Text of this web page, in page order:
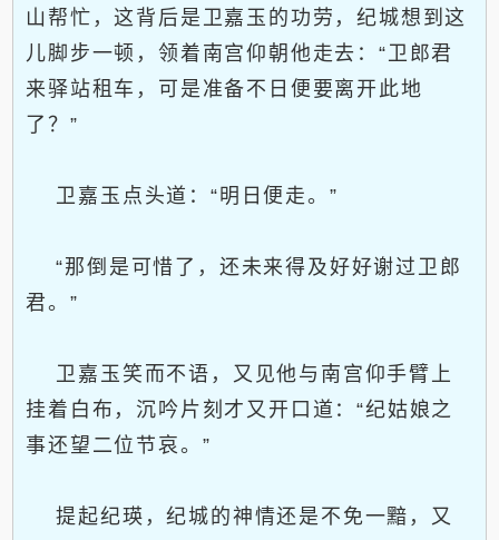
山帮忙，这背后是卫嘉玉的功劳，纪城想到这
儿脚步一顿，领着南宫仰朝他走去：“卫郎君
来驿站租车，可是准备不日便要离开此地
了？”
卫嘉玉点头道：“明日便走。”
“那倒是可惜了，还未来得及好好谢过卫郎
君。”
卫嘉玉笑而不语，又见他与南宫仰手臂上
挂着白布，沉吟片刻才又开口道：“纪姑娘之
事还望二位节哀。”
提起纪瑛，纪城的神情还是不免一黯，又